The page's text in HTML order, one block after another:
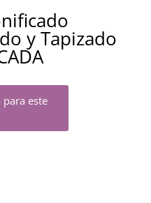
y Tapizado
este